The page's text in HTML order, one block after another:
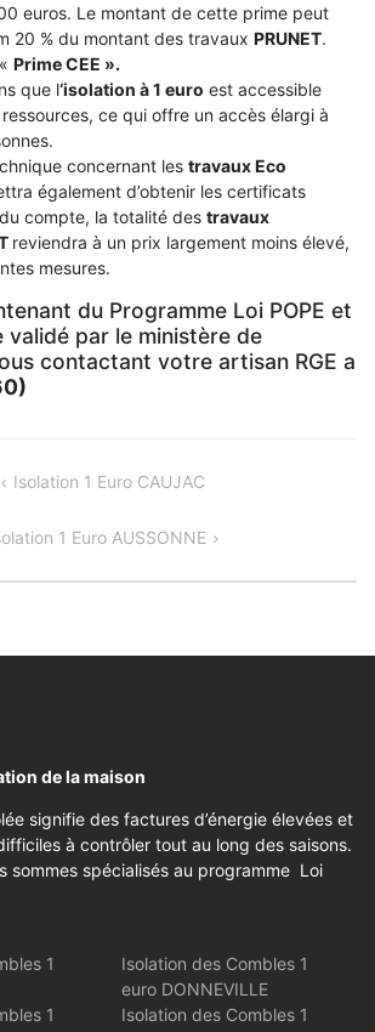
euros. Le montant de cette prime peut
20 % du montant des travaux PRUNET.
Prime CEE ».
que l‘isolation à 1 euro est accessible
ce qui offre un accès élargi à
concernant les travaux Eco
également d’obtenir les certificats
compte, la totalité des travaux
reviendra à un prix largement moins élevé,
mesures.
du Programme Loi POPE et
validé par le ministère de
contactant votre artisan RGE a
Isolation 1 Euro CAUJAC
1 Euro AUSSONNE
de la maison
signifie des factures d’énergie élevées et
à contrôler tout au long des saisons.
sommes spécialisés au programme Loi
1
Isolation des Combles 1
euro DONNEVILLE
1
Isolation des Combles 1